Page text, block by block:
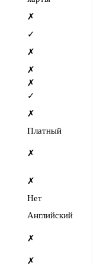
✗
✓
✗
✗
✗
✓
✗
Платный
✗
✗
Нет
Английский
✗
✗